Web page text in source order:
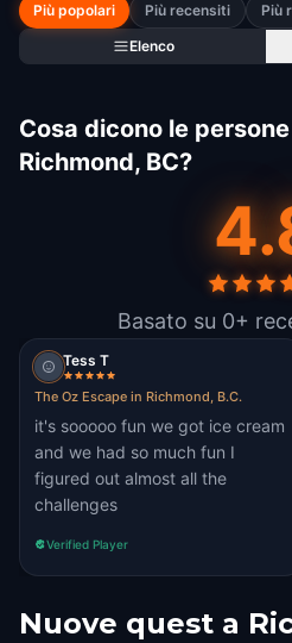
Più popolari Più recensiti
Più
Elenco
Cosa dicono le
Richmond, BC?
Basato su 0+
Tess T
The Oz Escape in Richmond, B.C.
it's sooooo fun we got ice cream
and we had so much fun I
figured out almost all the
challenges
Verified Player
Nuove quest a